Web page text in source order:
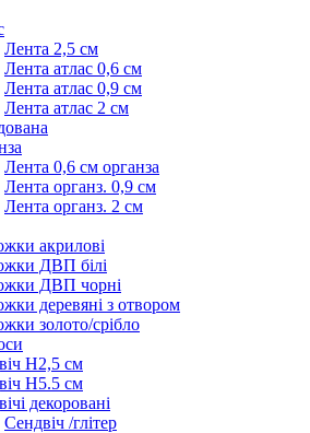
Лента 2,5 см
Лента атлас 0,6 см
Лента атлас 0,9 см
Лента атлас 2 см
Лента 0,6 см органза
Лента органз. 0,9 см
Лента органз. 2 см
акрилові
ДВП білі
ДВП чорні
деревяні з отвором
золото/срібло
H2,5 см
H5.5 см
декоровані
Сендвіч /глітер